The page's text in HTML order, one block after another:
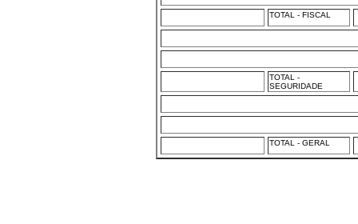
TOTAL - FISCAL
TOTAL -
SEGURIDADE
TOTAL - GERAL